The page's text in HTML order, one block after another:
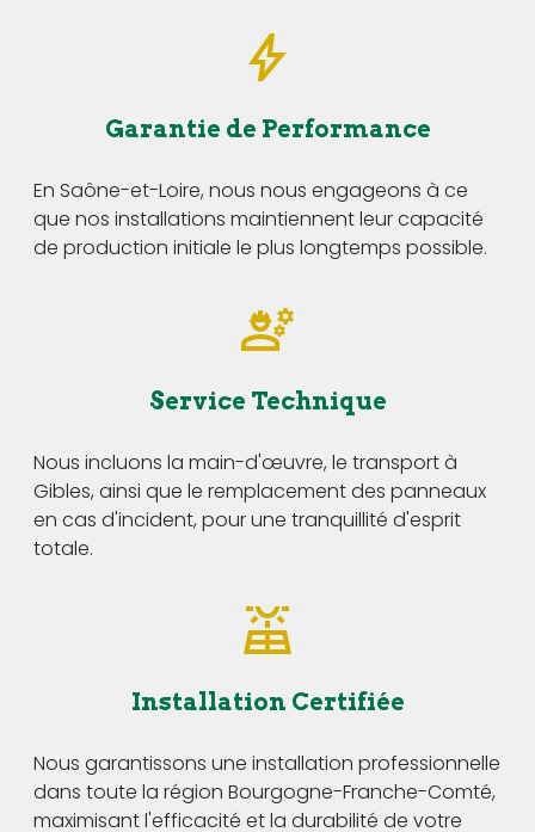
Garantie de Performance
En Saône-et-Loire, nous nous engageons à ce
que nos installations maintiennent leur capacité
de production initiale le plus longtemps possible.
Service Technique
Nous incluons la main-d'œuvre, le transport à
Gibles, ainsi que le remplacement des panneaux
en cas d'incident, pour une tranquillité d'esprit
totale.
Installation Certifiée
Nous garantissons une installation professionnelle
dans toute la région Bourgogne-Franche-Comté,
maximisant l'efficacité et la durabilité de votre